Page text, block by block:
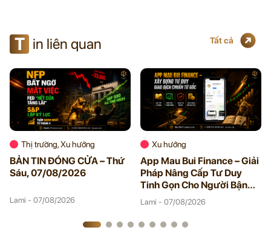
T in liên quan Tất cả
Thị trường, Xu hướng
BẢN TIN ĐÓNG CỬA – Thứ
Sáu, 07/08/2026
Lami - 07/08/2026
Xu hướng
App Mau Bui Finance – Giải
Pháp Nâng Cấp Tư Duy
Tinh Gọn Cho Người Bận
Rộn
Lami - 07/08/2026